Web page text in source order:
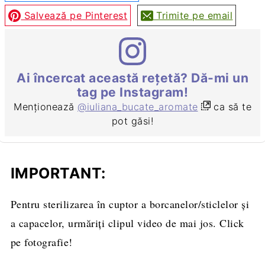
Salvează pe Pinterest Trimite pe email
Ai încercat această rețetă? Dă-mi un
tag pe Instagram!
Menționează @iuliana_bucate_aromate
ca să te
pot găsi!
IMPORTANT:
Pentru sterilizarea în cuptor a borcanelor/sticlelor și
a capacelor, urmăriți clipul video de mai jos. Click
pe fotografie!